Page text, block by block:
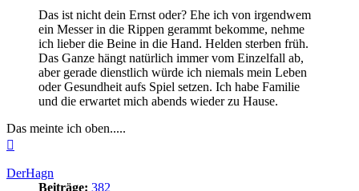
Das ist nicht dein Ernst oder? Ehe ich von irgendwem
ein Messer in die Rippen gerammt bekomme, nehme
ich lieber die Beine in die Hand. Helden sterben früh.
Das Ganze hängt natürlich immer vom Einzelfall ab,
aber gerade dienstlich würde ich niemals mein Leben
oder Gesundheit aufs Spiel setzen. Ich habe Familie
und die erwartet mich abends wieder zu Hause.
Das meinte ich oben.....
DerHagn
Beiträge: 382